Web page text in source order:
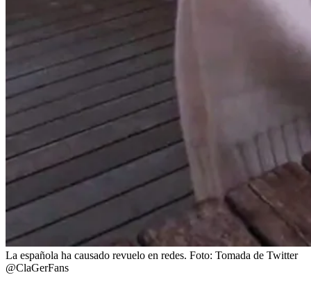
La española ha causado revuelo en redes. Foto: Tomada de Twitter
@ClaGerFans